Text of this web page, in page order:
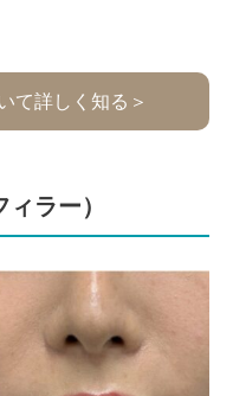
て詳しく知る＞
ラー）